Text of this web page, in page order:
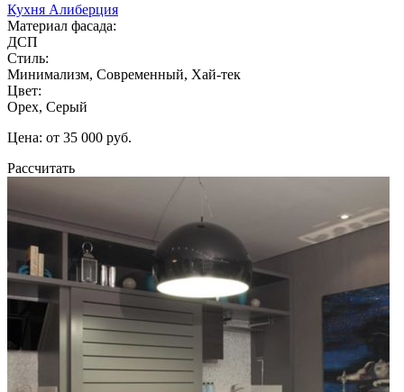
Кухня Алиберция
Материал фасада:
ДСП
Стиль:
Минимализм, Современный, Хай-тек
Цвет:
Орех, Серый
Цена: от 35 000 руб.
Рассчитать